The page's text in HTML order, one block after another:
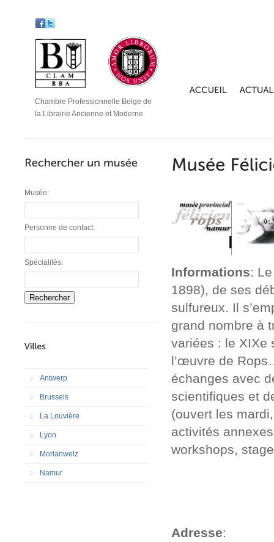
Chambre Professionnelle Belge de
la Librairie Ancienne et Moderne
Musée:
Personne de contact:
Spécialités:
Rechercher
Antwerp
Brussels
La Louvière
Lyon
Morlanwelz
Namur
Informations:
1898), de ses
sulfureux. Il
grand nombre à
variées : le XIXe
l’œuvre de
échanges avec
scientifiques et
(ouvert les
activités
workshops,
Adresse: